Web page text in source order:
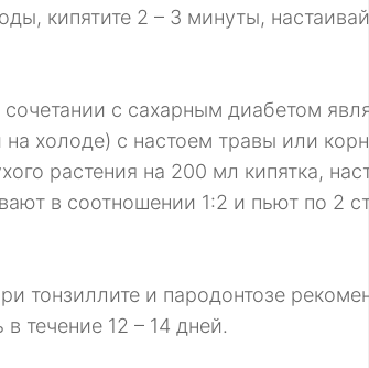
кипятите 2 – 3 минуты,
с сахарным диабетом
холоде) с настоем травы или
растения на 200 мл кипятка,
в соотношении 1:2 и пьют по 2
тонзиллите и пародонтозе
течение 12 – 14 дней.